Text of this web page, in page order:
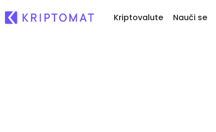
Kriptovalute Nauči se